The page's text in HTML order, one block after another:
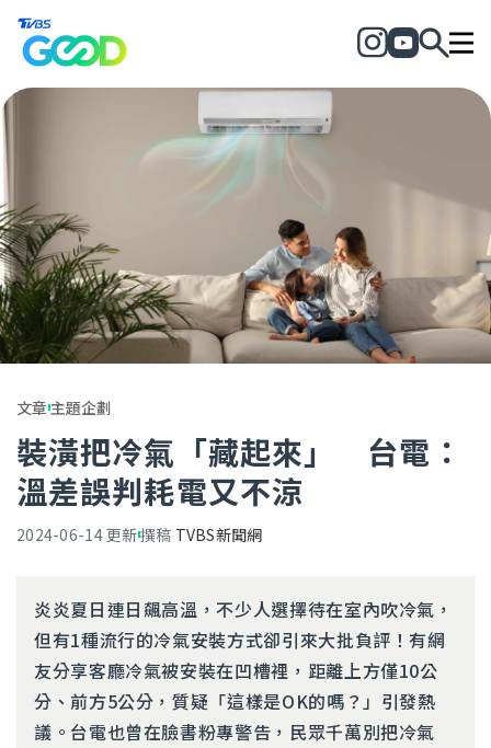
文章主題企劃
裝潢把冷氣「藏起來」 台電：
溫差誤判耗電又不涼
2024-06-14更新撰稿 TVBS新聞網
炎炎夏日連日飆高溫，不少人選擇待在室內吹冷氣，
但有1種流行的冷氣安裝方式卻引來大批負評！有網
友分享客廳冷氣被安裝在凹槽裡，距離上方僅10公
分、前方5公分，質疑「這樣是OK的嗎？」引發熱
議。台電也曾在臉書粉專警告，民眾千萬別把冷氣